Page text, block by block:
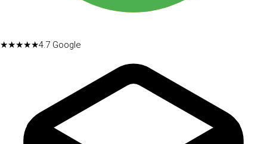
★★★★★4.7 Google